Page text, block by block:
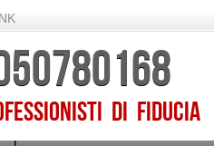
DI FIDUCIA